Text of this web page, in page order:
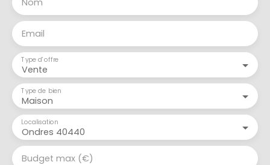
Email
Vente
Type d'offre
Maison
Type de bien
Ondres 40440
Localisation
Budget max (€)